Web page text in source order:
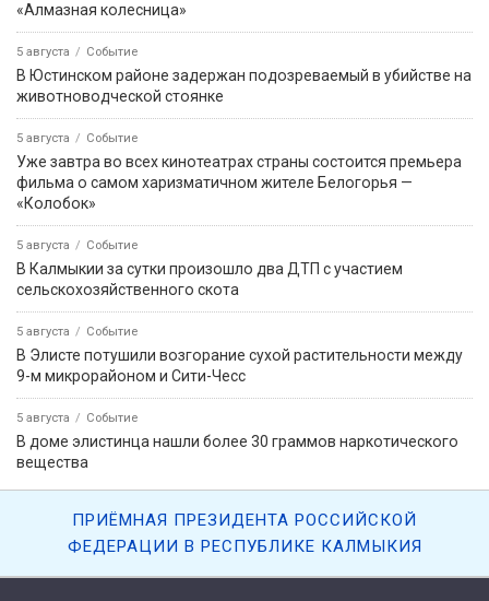
«Алмазная колесница»
5 августа Событие
В Юстинском районе задержан подозреваемый в убийстве на
животноводческой стоянке
5 августа Событие
Уже завтра во всех кинотеатрах страны состоится премьера
фильма о самом харизматичном жителе Белогорья —
«Колобок»
5 августа Событие
В Калмыкии за сутки произошло два ДТП с участием
сельскохозяйственного скота
5 августа Событие
В Элисте потушили возгорание сухой растительности между
9-м микрорайоном и Сити-Чесс
5 августа Событие
В доме элистинца нашли более 30 граммов наркотического
вещества
ПРИЁМНАЯ ПРЕЗИДЕНТА РОССИЙСКОЙ
ФЕДЕРАЦИИ В РЕСПУБЛИКЕ КАЛМЫКИЯ